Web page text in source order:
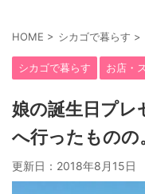
HOME > シカゴで暮らす >
シカゴで暮らす お店・
娘の誕生日プレ
へ行ったものの
更新日： 2018年8月15日